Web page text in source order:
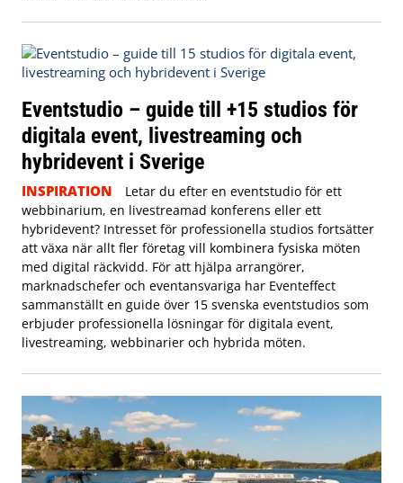
Eventstudio – guide till +15 studios för
digitala event, livestreaming och
hybridevent i Sverige
INSPIRATION
Letar du efter en eventstudio för ett
webbinarium, en livestreamad konferens eller ett
hybridevent? Intresset för professionella studios fortsätter
att växa när allt fler företag vill kombinera fysiska möten
med digital räckvidd. För att hjälpa arrangörer,
marknadschefer och eventansvariga har Eventeffect
sammanställt en guide över 15 svenska eventstudios som
erbjuder professionella lösningar för digitala event,
livestreaming, webbinarier och hybrida möten.